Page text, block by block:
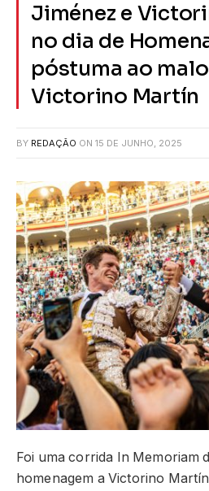
Jiménez e
no dia de
póstuma ao
Victorino Martín
BY REDAÇÃO ON 15 DE JUNHO, 2025
Foi uma corrida In Memoriam
homenagem a Victorino